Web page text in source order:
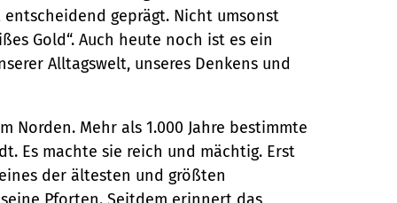
geprägt. Nicht umsonst
Gold“. Auch heute noch ist es ein
Alltagswelt, unseres Denkens und
Norden. Mehr als 1.000 Jahre bestimmte
Es machte sie reich und mächtig. Erst
der ältesten und größten